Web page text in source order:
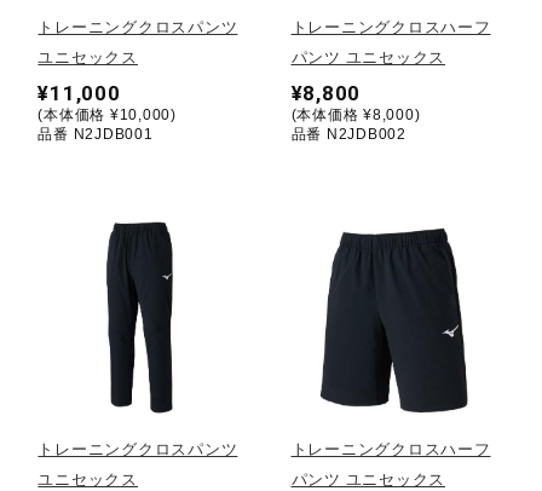
バドミントン
陸上競技
ソフトボール
柔道
ウィンタースポーツ
トレーニングクロスパンツ
ユニセックス
¥11,000
(本体価格 ¥10,000)
品番 N2JDB001
トレーニングクロスハーフ
パンツ ユニセックス
¥8,800
(本体価格 ¥8,000)
品番 N2JDB002
トレーニングクロスパンツ
ユニセックス
トレーニングクロスハーフ
パンツ ユニセックス